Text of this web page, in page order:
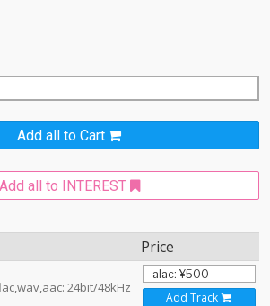
Add all to Cart
Add all to INTEREST
Price
24bit/48kHz
Add Track